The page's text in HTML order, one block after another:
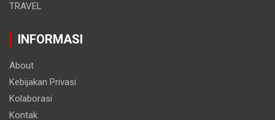
TRAVEL
INFORMASI
About
Kebijakan Privasi
Kolaborasi
Kontak